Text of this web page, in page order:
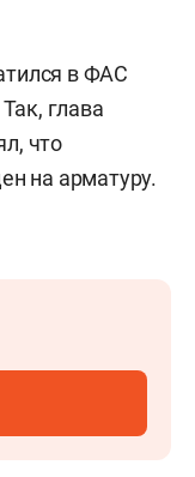
в ФАС
глава
что
на арматуру.